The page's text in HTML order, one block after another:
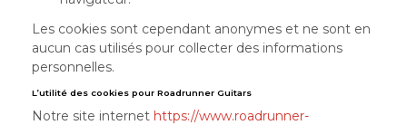
Les cookies sont cependant anonymes et ne sont en
aucun cas utilisés pour collecter des informations
personnelles.
L’utilité des cookies pour Roadrunner Guitars
Notre site internet https://www.roadrunner-